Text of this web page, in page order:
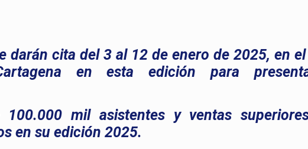
darán cita del 3 al 12 de enero de 2025, en
en esta edición para
100.000 mil asistentes y ventas
en su edición 2025.